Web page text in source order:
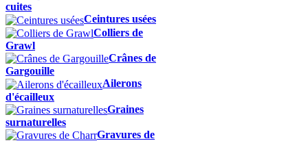
cuites
Ceintures usées
Colliers de
Grawl
Crânes de
Gargouille
Ailerons
d'écailleux
Graines
surnaturelles
Gravures de